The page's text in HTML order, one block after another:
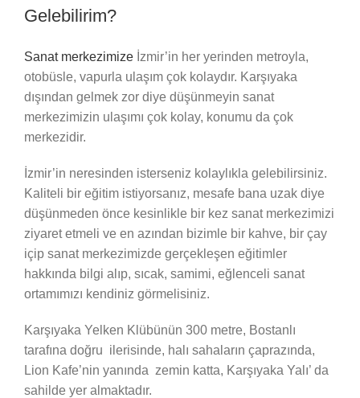
Gelebilirim?
Sanat merkezimize İzmir’in her yerinden metroyla,
otobüsle, vapurla ulaşım çok kolaydır. Karşıyaka
dışından gelmek zor diye düşünmeyin sanat
merkezimizin ulaşımı çok kolay, konumu da çok
merkezidir.
İzmir’in neresinden isterseniz kolaylıkla gelebilirsiniz.
Kaliteli bir eğitim istiyorsanız, mesafe bana uzak diye
düşünmeden önce kesinlikle bir kez sanat merkezimizi
ziyaret etmeli ve en azından bizimle bir kahve, bir çay
içip sanat merkezimizde gerçekleşen eğitimler
hakkında bilgi alıp, sıcak, samimi, eğlenceli sanat
ortamımızı kendiniz görmelisiniz.
Karşıyaka Yelken Klübünün 300 metre, Bostanlı
tarafına doğru ilerisinde, halı sahaların çaprazında,
Lion Kafe’nin yanında zemin katta, Karşıyaka Yalı’ da
sahilde yer almaktadır.